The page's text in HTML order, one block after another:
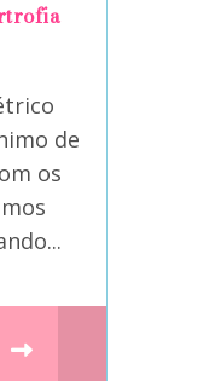
de
os